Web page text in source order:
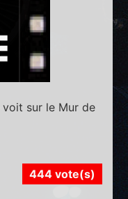
sur le Mur de
444 vote(s)